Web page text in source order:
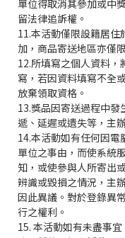
單位得取消其參加或中
留法律追訴權。
11.本活動僅限設籍居
加，商品寄送地區亦僅
12.所填寫之個人資料
寫，若因資料填寫不全
放棄領取資格。
13.獎品因寄送過程中
遞、延遲或遺失等，主
14.本活動如有任何因
單位之事由，而使系統
知，或使參與人所寄出
辨識或毀損之情況，主
因此異議。對於登錄異
行之權利。
15. 本活動如有未盡事